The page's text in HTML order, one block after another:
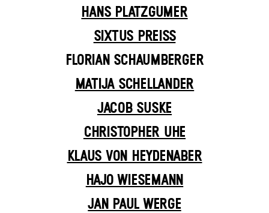
HANS PLATZGUMER
SIXTUS PREISS
FLORIAN SCHAUMBERGER
MATIJA SCHELLANDER
JACOB SUSKE
CHRISTOPHER UHE
KLAUS VON HEYDENABER
HAJO WIESEMANN
JAN PAUL WERGE